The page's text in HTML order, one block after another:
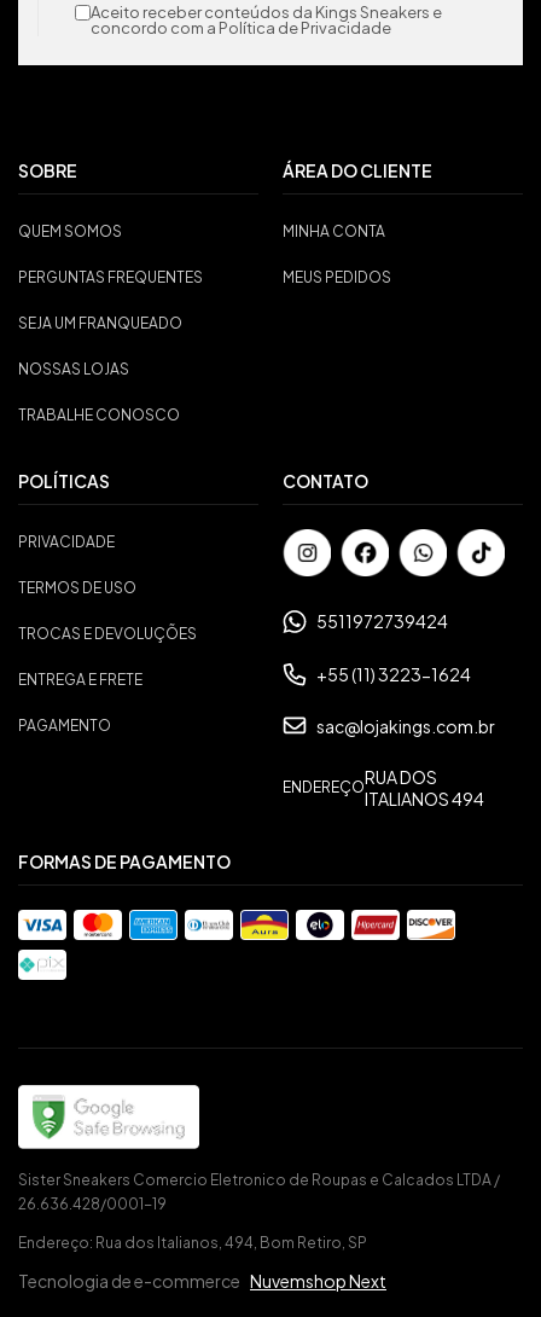
Aceito receber conteúdos da Kings Sneakers e
concordo com a Política de Privacidade
SOBRE
QUEM SOMOS
PERGUNTAS FREQUENTES
SEJA UM FRANQUEADO
NOSSAS LOJAS
TRABALHE CONOSCO
ÁREA DO CLIENTE
MINHA CONTA
MEUS PEDIDOS
POLÍTICAS
PRIVACIDADE
TERMOS DE USO
TROCAS E DEVOLUÇÕES
ENTREGA E FRETE
PAGAMENTO
CONTATO
5511972739424
+55 (11) 3223-1624
sac@lojakings.com.br
ENDEREÇORUA DOS
ITALIANOS 494
FORMAS DE PAGAMENTO
Sister Sneakers Comercio Eletronico de Roupas e Calcados LTDA /
26.636.428/0001-19
Endereço: Rua dos Italianos, 494, Bom Retiro, SP
Tecnologia de e-commerce Nuvemshop Next